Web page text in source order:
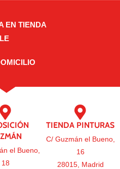
EN TIENDA
el Bueno,
18
TIENDA PINTURAS
C/ Guzmán el Bueno,
16
28015, Madrid